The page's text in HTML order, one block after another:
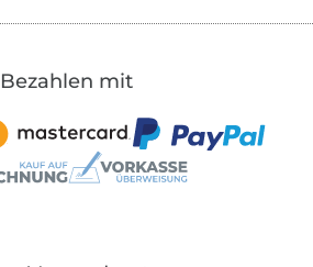
Bezahlen mit